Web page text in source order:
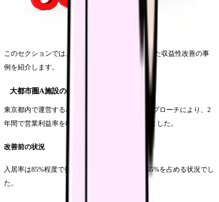
このセクションでは、実際にサ高住で成功を収めた収益性改善の事
例を紹介します。
大都市圏A施設の改善事例
東京都内で運営するA施設では、体系的な改善アプローチにより、2
年間で営業利益率を8%向上させることに成功しました。
改善前の状況
入居率は85%程度で推移し、人件費率は売上の65%を占める状況でし
た。